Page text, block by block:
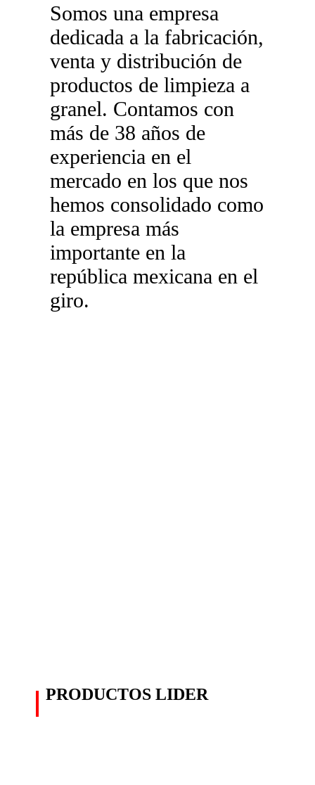
Somos una empresa
dedicada a la fabricación,
venta y distribución de
productos de limpieza a
granel. Contamos con
más de 38 años de
experiencia en el
mercado en los que nos
hemos consolidado como
la empresa más
importante en la
república mexicana en el
giro.
PRODUCTOS LIDER